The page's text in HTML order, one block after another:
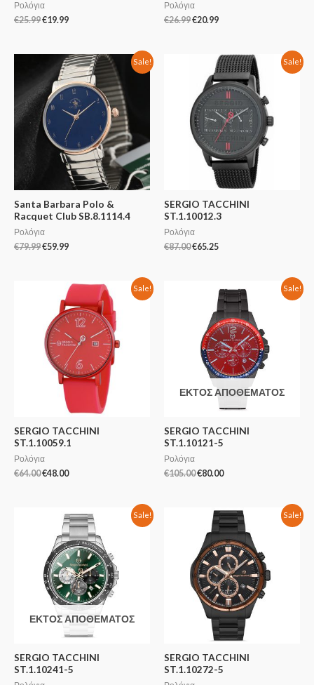
Ρολόγια
€25.99€19.99
Ρολόγια
€26.99€20.99
Sale!
Santa Barbara Polo &
Racquet Club SB.8.1114.4
Ρολόγια
€79.99€59.99
Sale!
SERGIO TACCHINI
ST.1.10012.3
Ρολόγια
€87.00€65.25
Sale!
SERGIO TACCHINI
ST.1.10059.1
Ρολόγια
€64.00€48.00
Sale!
ΕΚΤΌΣ ΑΠΟΘΈΜΑΤΟΣ
SERGIO TACCHINI
ST.1.10121-5
Ρολόγια
€105.00€80.00
Sale!
ΕΚΤΌΣ ΑΠΟΘΈΜΑΤΟΣ
SERGIO TACCHINI
ST.1.10241-5
Sale!
SERGIO TACCHINI
ST.1.10272-5